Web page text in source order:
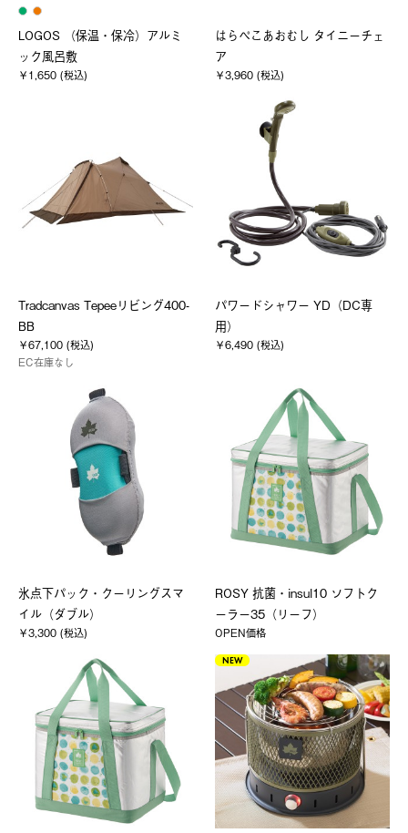
LOGOS （保温・保冷）アルミ
ック風呂敷
￥1,650 (税込)
はらぺこあおむし タイニーチェ
ア
￥3,960 (税込)
Tradcanvas Tepeeリビング400-
BB
￥67,100 (税込)
EC在庫なし
パワードシャワー YD（DC専
用）
￥6,490 (税込)
氷点下パック・クーリングスマ
イル（ダブル）
￥3,300 (税込)
ROSY 抗菌・insul10 ソフトク
ーラー35（リーフ）
OPEN価格
NEW